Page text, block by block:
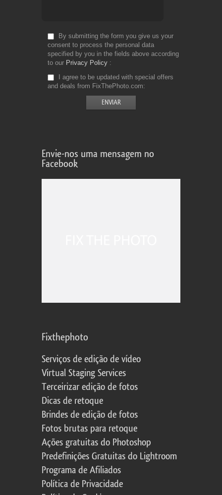
By submitting the form you give us your
consent to process the personal data
specified by you in the fields above according
to our Privacy Policy
I agree to be updated with special offers
and deals from FixThePhoto.com
Envie-nos uma mensagem no
Facebook
Fixthephoto
Serviços de edição de vídeo
Virtual Staging Services
Terceirizar edição de fotos
Dicas de retoque
Brindes de edição de fotos
Fotos brutas para retoque
Ações gratuitas do Photoshop
Predefinições Gratuitas do Lightroom
Programa de Afiliados
Política de Privacidade